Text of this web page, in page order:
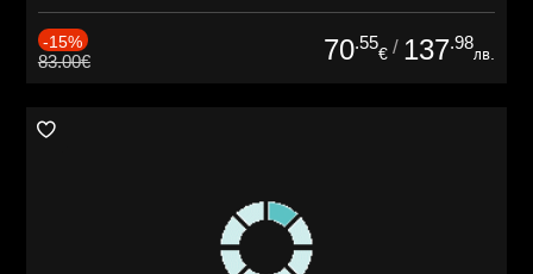
-15%
83.00€ 70.55
€ / 137.98
лв.